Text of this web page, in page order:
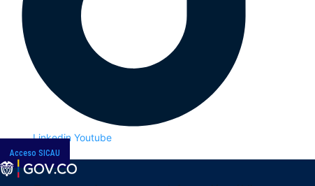
Linkedin Youtube
Acceso SICAU